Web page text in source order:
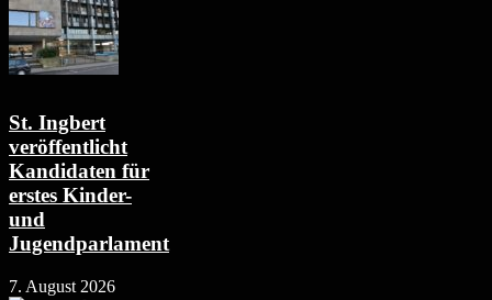
St. Ingbert
veröffentlicht
Kandidaten für
erstes Kinder-
und
Jugendparlament
7. August 2026